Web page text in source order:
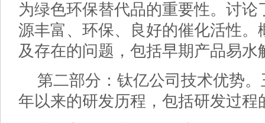
为绿色环保替代品的重要性。讨
源丰富、环保、良好的催化活性
及存在的问题，包括早期产品易水
第二部分：钛亿公司技术优势
年以来的研发历程，包括研发过程